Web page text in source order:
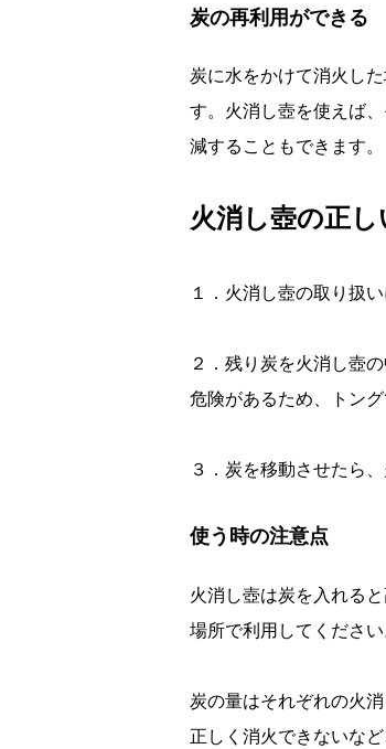
炭の再利用ができる
炭に水をかけて消火し
す。火消し壺を使えば
減することもできます。
火消し壺の正
１．火消し壺の取り扱
２．残り炭を火消し壺
危険があるため、トン
３．炭を移動させたら
使う時の注意点
火消し壺は炭を入れる
場所で利用してください
炭の量はそれぞれの火
正しく消火できないな